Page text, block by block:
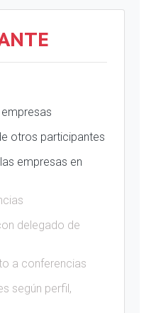
otros participantes
empresas en
delegado de
a conferencias
según perfil,